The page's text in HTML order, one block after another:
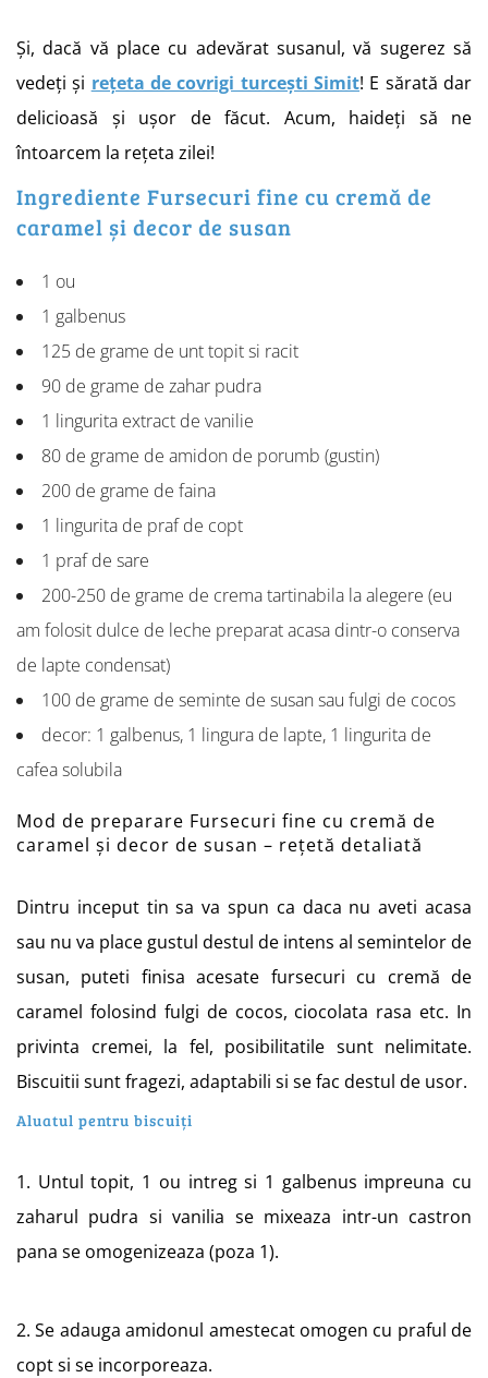
Și, dacă vă place cu adevărat susanul, vă sugerez să
vedeți și rețeta de covrigi turcești Simit! E sărată dar
delicioasă și ușor de făcut. Acum, haideți să ne
întoarcem la rețeta zilei!
Ingrediente Fursecuri fine cu cremă de
caramel și decor de susan
1 ou
1 galbenus
125 de grame de unt topit si racit
90 de grame de zahar pudra
1 lingurita extract de vanilie
80 de grame de amidon de porumb (gustin)
200 de grame de faina
1 lingurita de praf de copt
1 praf de sare
200-250 de grame de crema tartinabila la alegere (eu
am folosit dulce de leche preparat acasa dintr-o conserva
de lapte condensat)
100 de grame de seminte de susan sau fulgi de cocos
decor: 1 galbenus, 1 lingura de lapte, 1 lingurita de
cafea solubila
Mod de preparare Fursecuri fine cu cremă de
caramel și decor de susan – rețetă detaliată
Dintru inceput tin sa va spun ca daca nu aveti acasa
sau nu va place gustul destul de intens al semintelor de
susan, puteti finisa acesate fursecuri cu cremă de
caramel folosind fulgi de cocos, ciocolata rasa etc. In
privinta cremei, la fel, posibilitatile sunt nelimitate.
Biscuitii sunt fragezi, adaptabili si se fac destul de usor.
Aluatul pentru biscuiți
1. Untul topit, 1 ou intreg si 1 galbenus impreuna cu
zaharul pudra si vanilia se mixeaza intr-un castron
pana se omogenizeaza (poza 1).
2. Se adauga amidonul amestecat omogen cu praful de
copt si se incorporeaza.